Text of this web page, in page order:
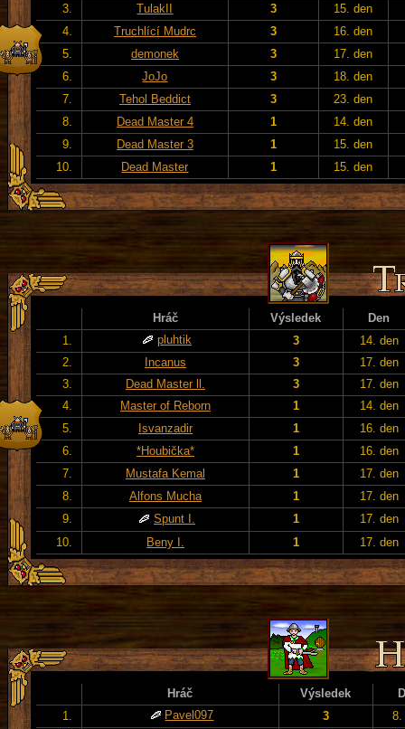
3.
TulakII 3
15. den
4.
Truchlící Mudrc 3
16. den
5.
demonek 3
17. den
6.
JoJo 3
18. den
7.
Tehol Beddict 3
23. den
8.
Dead Master 4 1
14. den
9.
Dead Master 3 1
15. den
10.
Dead Master 1 15. den
Hráč Výsledek
Den
1.
pluhtik 3
14. den
2.
Incanus 3
17. den
3.
Dead Master ll. 3
17. den
4.
Master of Reborn 1
14. den
5.
Isvanzadir 1
16. den
6.
*Houbička* 1
16. den
7.
Mustafa Kemal 1
17. den
8.
Alfons Mucha 1
17. den
9.
Spunt I. 1
17. den
10.
Beny I. 1 17. den
Hráč Výsledek
1.
Pavel097 3
8.